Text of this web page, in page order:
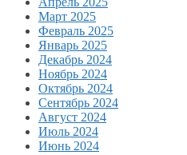
Март 2025
Февраль 2025
Январь 2025
Декабрь 2024
Ноябрь 2024
Октябрь 2024
Сентябрь 2024
Август 2024
Июль 2024
Июнь 2024